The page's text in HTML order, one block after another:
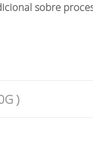
sobre
)